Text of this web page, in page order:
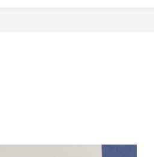
18AH